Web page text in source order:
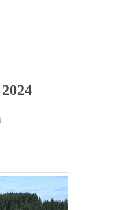
2024